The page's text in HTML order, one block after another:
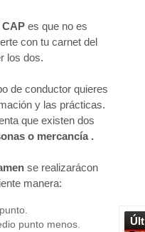
CAP es que no es
con tu carnet del
los dos.
de conductor quieres
y las prácticas.
que existen dos
o mercancía.
se realizarácon
manera:
punto menos.